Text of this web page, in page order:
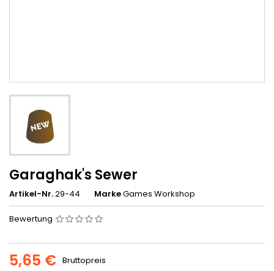
Garaghak's Sewer
Artikel-Nr.29-44 MarkeGames Workshop
Bewertung
5,65 € Bruttopreis